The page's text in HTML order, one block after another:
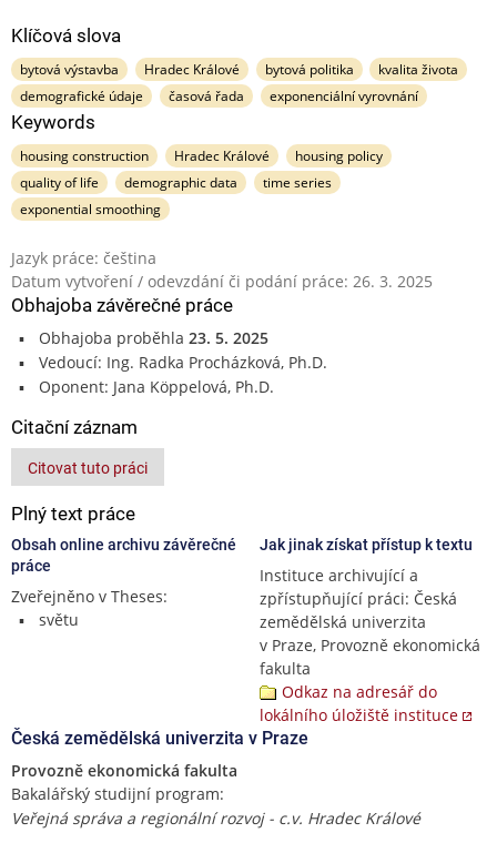
Klíčová slova
bytová výstavba Hradec Králové bytová politika
kvalita života
demografické údaje
časová řada exponenciální vyrovnání
Keywords
housing construction Hradec Králové
housing policy
quality of life
demographic data
time series
exponential smoothing
Jazyk práce: čeština
Datum vytvoření / odevzdání či podání práce: 26. 3. 2025
Obhajoba závěrečné práce
Obhajoba proběhla 23. 5. 2025
Vedoucí: Ing. Radka Procházková, Ph.D.
Oponent: Jana Köppelová, Ph.D.
Citační záznam
Citovat tuto práci
Plný text práce
Obsah online archivu závěrečné
práce
Zveřejněno v Theses:
světu
Jak jinak získat přístup k textu
Instituce archivující a
zpřístupňující práci: Česká
zemědělská univerzita
v Praze, Provozně ekonomická
fakulta
Odkaz na adresář do
lokálního úložiště instituce
Česká zemědělská univerzita v Praze
Provozně ekonomická fakulta
Bakalářský studijní program:
Veřejná správa a regionální rozvoj - c.v. Hradec Králové